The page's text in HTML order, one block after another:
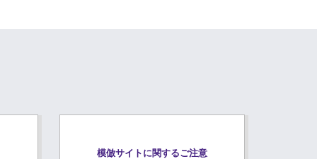
模倣サイトに関するご注意